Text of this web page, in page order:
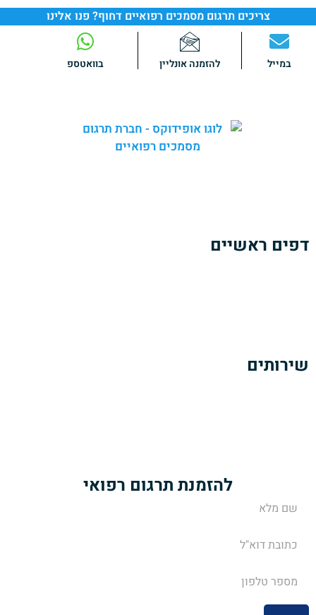
צריכים תרגום מסמכים רפואיים דחוף? פנו אלינו
במייל להזמנה אונליין בוואטספ
דפים ראשיים
שירותים
להזמנת תרגום רפואי